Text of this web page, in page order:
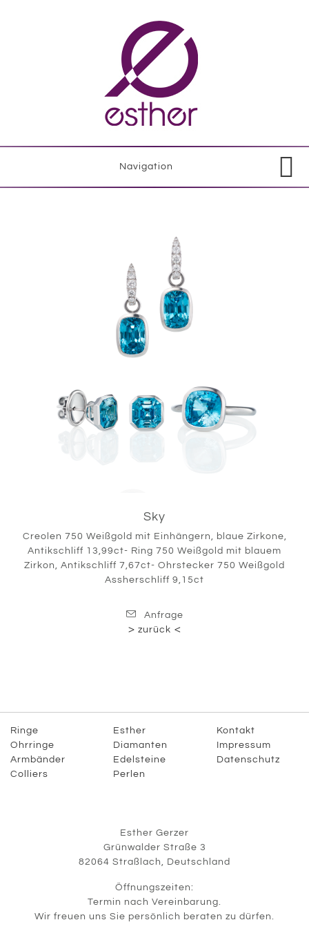
Navigation
Sky
Creolen 750 Weißgold mit Einhängern, blaue Zirkone,
Antikschliff 13,99ct- Ring 750 Weißgold mit blauem
Zirkon, Antikschliff 7,67ct- Ohrstecker 750 Weißgold
Assherschliff 9,15ct
Anfrage
zurück
Ringe
Ohrringe
Armbänder
Colliers
Esther
Diamanten
Edelsteine
Perlen
Kontakt
Impressum
Datenschutz
Esther Gerzer
Grünwalder Straße 3
82064 Straßlach, Deutschland
Öffnungszeiten:
Termin nach Vereinbarung.
Wir freuen uns Sie persönlich beraten zu dürfen.